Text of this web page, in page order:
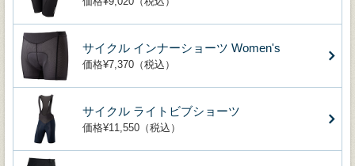
サイクル インナーショーツ Women's
価格¥7,370（税込）
サイクル ライトビブショーツ
価格¥11,550（税込）